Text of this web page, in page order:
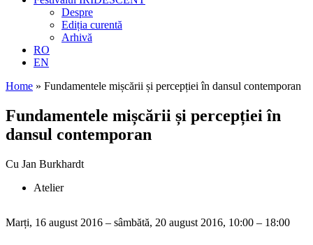
Despre
Ediția curentă
Arhivă
RO
EN
Home » Fundamentele mișcării și percepției în dansul contemporan
Fundamentele mișcării și percepției în
dansul contemporan
Cu Jan Burkhardt
Atelier
Marți, 16 august 2016 – sâmbătă, 20 august 2016, 10:00 – 18:00